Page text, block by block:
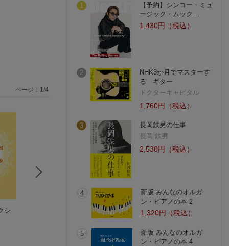
シ
弦楽アレンジ・レパ
ートリー［トリオ］ v
ピアノ・ボーカ
セレクション 美
団四季
ページ： 1 /4
1
【予約】シンコー・ミュ
ージック・ムック…
1,430円（税込）
2
NHK3か月でマスターす
る ギター
ドクターキャピタル
1,760円（税込）
3
長岡鉄男の仕事
長岡 鉄男
2,530円（税込）
4
新版 みんなのオルガ
ン・ピアノの本 2
1,320円（税込）
5
新版 みんなのオルガ
ン・ピアノの本 4